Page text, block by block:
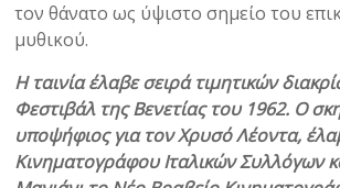
τον θάνατο ως ύψιστο σημείο του
μυθικού.
Η ταινία έλαβε σειρά τιμητικών
Φεστιβάλ της Βενετίας του 1962. Ο
υποψήφιος για τον Χρυσό Λέοντα,
Κινηματογράφου Ιταλικών Συλλόγων